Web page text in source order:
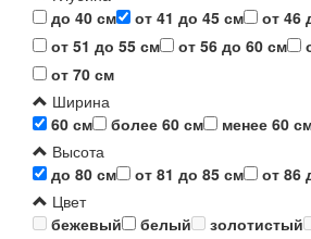
до 40 см
от 41 до 45 см
от 46
от 51 до 55 см
от 56 до 60 см
от 70 см
Ширина
60 см
более 60 см
менее 60
Высота
до 80 см
от 81 до 85 см от 86
Цвет
бежевый
белый золотистый